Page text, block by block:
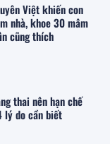
Việt khiến con
nhà, khoe 30 mâm
cũng thích
thai nên hạn chế
lý do cần biết